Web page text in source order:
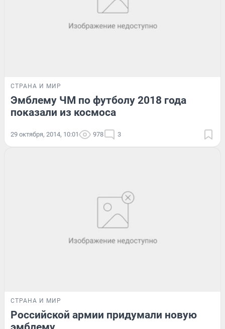
СТРАНА И МИР
Эмблему ЧМ по футболу 2018 года
показали из космоса
29 октября, 2014, 10:01 978 3
СТРАНА И МИР
Российской армии придумали новую